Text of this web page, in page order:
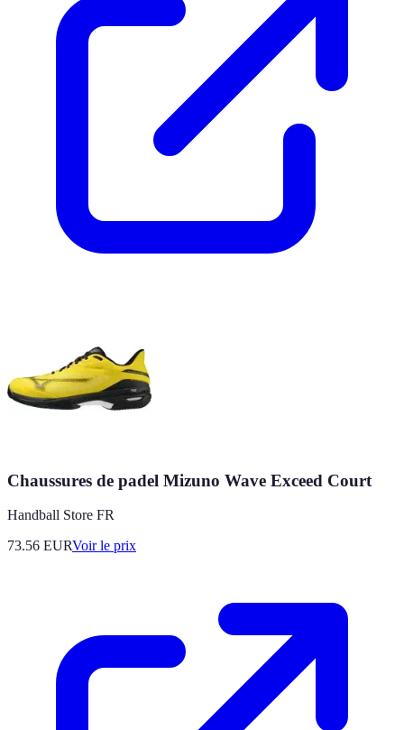
Chaussures de padel Mizuno Wave Exceed Court
Handball Store FR
73.56 EURVoir le prix